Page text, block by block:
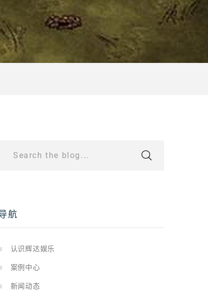
Search the blog...
航
认识辉达娱乐
案例中心
新闻动态